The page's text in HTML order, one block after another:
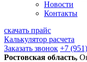
Новости
Контакты
скачать прайс
Калькулятор расчета
Заказать звонок +7
Ростовская область,